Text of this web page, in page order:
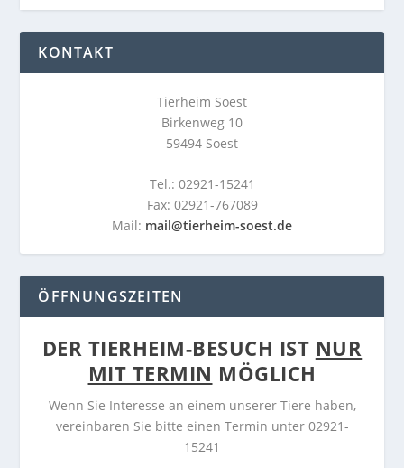
KONTAKT
Tierheim Soest
Birkenweg 10
59494 Soest
Tel.: 02921-15241
Fax: 02921-767089
Mail: mail@tierheim-soest.de
ÖFFNUNGSZEITEN
DER TIERHEIM-BESUCH IST NUR
MIT TERMIN MÖGLICH
Wenn Sie Interesse an einem unserer Tiere haben,
vereinbaren Sie bitte einen Termin unter 02921-
15241